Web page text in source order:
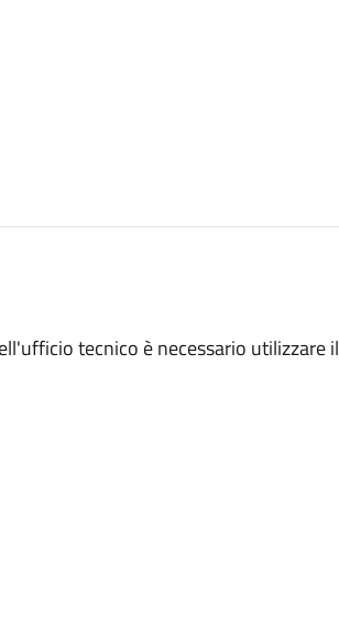
tecnico è necessario utilizzare il